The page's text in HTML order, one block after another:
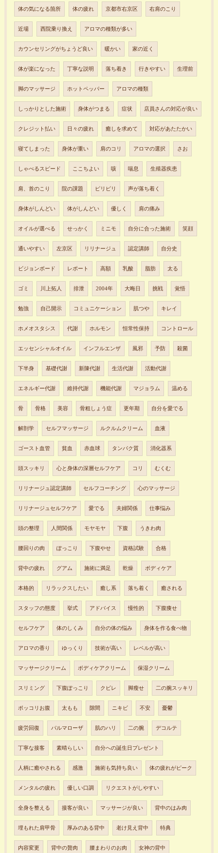
体の気になる箇所 体の疲れ 京都市右京区 右肩のこり
近場 西院乗り換え アロマの種類が多い
カウンセリングがちょうど良い 暖かい 家の近く
体が楽になった 丁寧な説明 落ち着き 行きやすい 生理前
脚のマッサージ ホットペッパー アロマの種類
しっかりとした施術 身体がつまる 症状 店員さんの対応が良い
クレジット払い 日々の疲れ 癒しを求めて 対応があたたかい
寝てしまった 身体が重い 肩のコリ アロマの選択 さお
しゃべるスピード ここちよい 咳 喘息 生殖器疾患
肩、首のこり 院の課題 ピリピリ 声が落ち着く
身体がしんどい 体がしんどい 優しく 肩の痛み
オイルが選べる せっかく ミニモ 自分に合った施術 笑顔
通いやすい 左京区 リリナージュ 認定講師 自分史
ビジョンボード レポート 高額 乳酸 脂肪 太る
ゴミ 川上拓人 排泄 2004年 大晦日 挑戦 覚悟
勉強 自己開示 コミュニケーション 肌つや キレイ
ホメオスタシス 代謝 ホルモン 恒常性保持 コントロール
エッセンシャルオイル インフルエンザ 風邪 予防 殺菌
下半身 基礎代謝 新陳代謝 生活代謝 活動代謝
エネルギー代謝 維持代謝 機能代謝 マジョラム 温める
骨 骨格 美容 骨粗しょう症 更年期 自分を愛でる
解剖学 セルフマッサージ ルクルムクリーム 血液
ゴースト血管 貧血 赤血球 タンパク質 消化器系
頭スッキリ 心と身体の深層セルフケア コリ むくむ
リリナージュ認定講師 セルフコーチング 心のマッサージ
リリナージュセルフケア 愛でる 夫婦関係 仕事悩み
頭の整理 人間関係 モヤモヤ 下腹 うきわ肉
腰回りの肉 ぽっこり 下腹やせ 資格試験 合格
背中の疲れ グアム 施術に満足 乾燥 ボディケア
本格的 リラックスしたい 癒し系 落ち着く 癒される
スタッフの態度 挙式 アドバイス 慢性的 下腹痩せ
セルフケア 体のしくみ 自分の体の悩み 身体を作る食べ物
アロマの香り ゆっくり 技術が高い レベルが高い
マッサージクリーム ボディケアクリーム 保湿クリーム
スリミング 下腹ぽっこり クビレ 脚瘦せ 二の腕スッキリ
ポッコリお腹 太もも 隙間 ニキビ 不安 憂鬱
疲労回復 パルマローザ 肌のハリ 二の腕 デコルテ
丁寧な接客 素晴らしい 自分への誕生日プレゼント
人柄に癒やされる 感激 施術も気持ち良い 体の疲れがピーク
メンタルの疲れ 優しい口調 リクエストがしやすい
全身を整える 接客が良い マッサージが良い 背中のはみ肉
埋もれた肩甲骨 厚みのある背中 老け見え背中 特典
内容変更 背中の贅肉 腰まわりのお肉 女神の背中